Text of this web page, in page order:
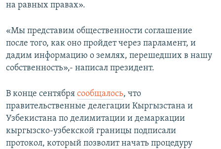
на равных правах».
«Мы представим общественности соглашение
после того, как оно пройдет через парламент, и
дадим информацию о землях, перешедших в нашу
собственность»,- написал президент.
В конце сентября сообщалось, что
правительственные делегации Кыргызстана и
Узбекистана по делимитации и демаркации
кыргызско-узбекской границы подписали
протокол, который позволит начать процедуру